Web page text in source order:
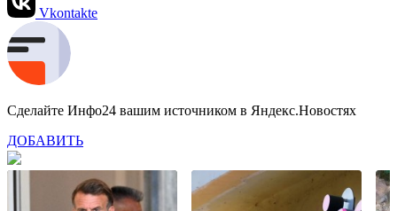
Vkontakte
Сделайте Инфо24 вашим источником в Яндекс.Новостях
ДОБАВИТЬ